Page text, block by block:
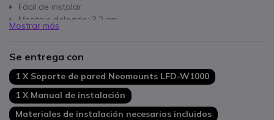
Fácil de instalar
Montaje delgado: 3,2 cm
Mostrar más
Se entrega con
1 X Soporte de pared Neomounts LFD-W1000
1 X Manual de instalación
Materiales de instalación necesarios incluidos